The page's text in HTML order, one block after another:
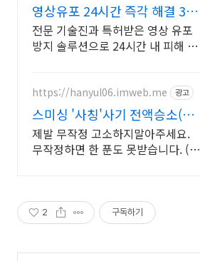
영상유포 24시간 즉각 해결 365
일 상담으로 협박 구제
전문 기술진과 특허받은 영상 유포
방지 솔루션으로 24시간 내 피해 완
https://hanyul06.imweb.me 광고
스미싱 '사칭'사기 전액승소(3
억7천) 사례보유
제발 무작정 고소하지말아주세요.
무작정하면 한 푼도 못받습니다. (법
2 구독하기